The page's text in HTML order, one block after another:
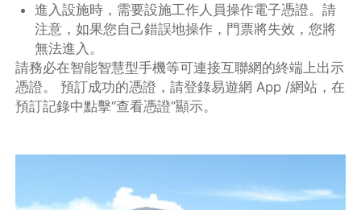
進入設施時，需要設施工作人員操作電子憑證。請
注意，如果您自己錯誤地操作，門票將失效，您將
無法進入。
請務必在智能智慧型手機等可連接互聯網的終端上出示
憑證。 預訂成功的憑證，請登錄易遊網 App /網站，在
預訂記錄中點擊“查看憑證”顯示。